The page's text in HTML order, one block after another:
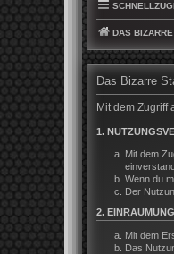
DAS
Das Bizarre
Mit dem Zugriff
1.
Mit dem
Wenn du
Der
2.
Mit dem
Das